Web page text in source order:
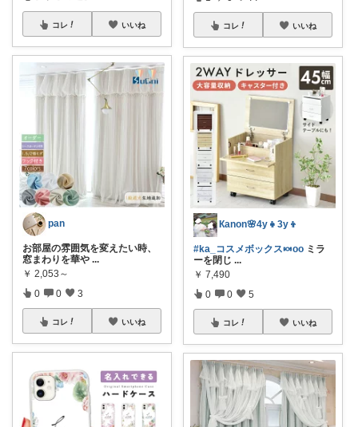
コレ いいね
pan
お部屋の雰囲気を変えたい時、
窓まわりを華や ...
￥ 2,053～
0 0 3
コレ いいね
コレ いいね
Кanon🌸4y👧3y👦
#ka_コスメボックス🍬oo ミラ
ーを閉じ ...
￥ 7,490
0 0 5
コレ いいね